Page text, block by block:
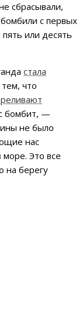
сбрасывали,
с первых
или десять
стала
что
бомбит, —
не было
нас
Это все
на берегу